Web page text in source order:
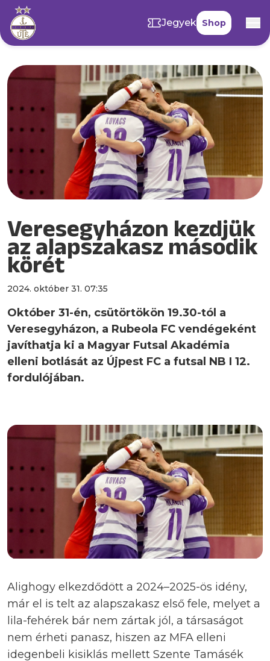
Jegyek Shop
Veresegyházon kezdjük
az alapszakasz második
körét
2024. október 31. 07:35
Október 31-én, csütörtökön 19.30-tól a
Veresegyházon, a Rubeola FC vendégeként
javíthatja ki a Magyar Futsal Akadémia
elleni botlását az Újpest FC a futsal NB I 12.
fordulójában.
Alighogy elkezdődött a 2024–2025-ös idény,
már el is telt az alapszakasz első fele, melyet a
lila-fehérek bár nem zártak jól, a társaságot
nem érheti panasz, hiszen az MFA elleni
idegenbeli kisiklás mellett Szente Tamásék